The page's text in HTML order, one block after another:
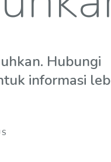
Hubungi
informasi